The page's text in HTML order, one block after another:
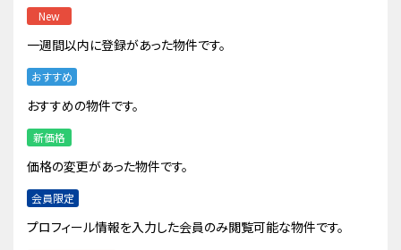
New
一週間以内に登録があった物件です。
おすすめ
おすすめの物件です。
新価格
価格の変更があった物件です。
会員限定
プロフィール情報を入力した会員のみ閲覧可能な物件です。